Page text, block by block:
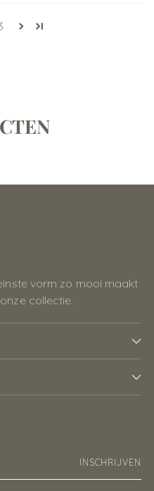
vorm zo mooi maakt
collectie.
INSCHRIJVEN